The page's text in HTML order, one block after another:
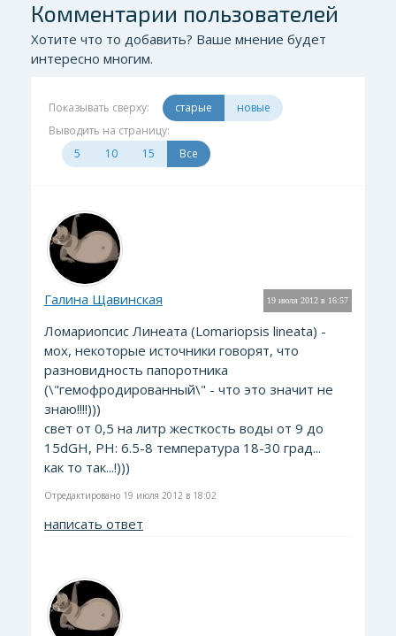
Комментарии пользователей
Хотите что то добавить? Ваше мнение будет
интересно многим.
Показывать сверху: старые
новые
Выводить на страницу:
5
10 15 Все
19 июля 2012 в 16:57
Галина Щавинская
Ломариопсис Линеата (Lomariopsis lineata) -
мох, некоторые источники говорят, что
разновидность папоротника
(\"гемофродированный\" - что это значит не
знаю!!!!)))
свет от 0,5 на литр жесткость воды от 9 до
15dGH, PH: 6.5-8 температура 18-30 град...
как то так...!)))
Отредактировано 19 июля 2012 в 18:02
написать ответ